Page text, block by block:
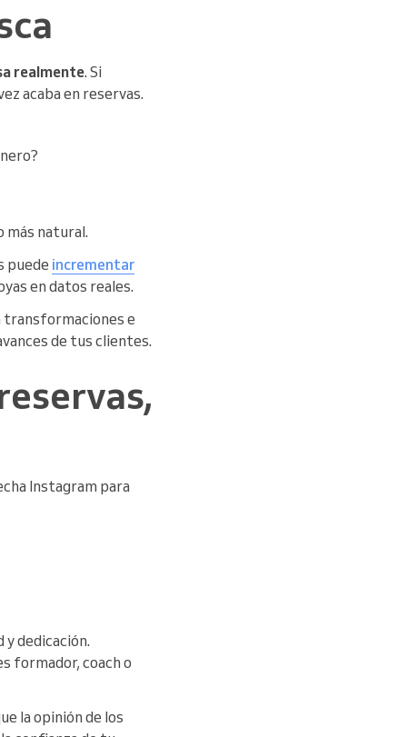
realmente. Si
acaba en reservas.
más natural.
puede incrementar
en datos reales.
transformaciones e
de tus clientes.
Instagram para
dedicación.
formador, coach o
la opinión de los